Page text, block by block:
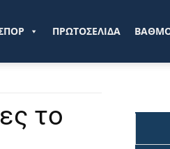
ΠΡΩΤΟΣΕΛΙΔΑ
το